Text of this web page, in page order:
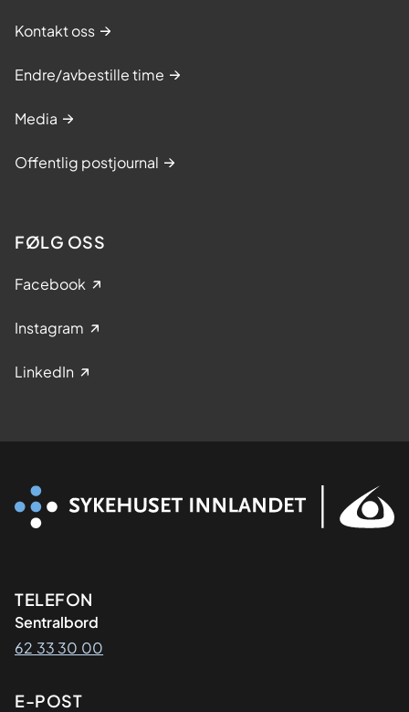
Kontakt oss
Endre/avbestille time
Media
Offentlig postjournal
FØLG OSS
Facebook
Instagram
LinkedIn
Kontaktinformasjon
TELEFON
Sentralbord
62 33 30 00
E-POST